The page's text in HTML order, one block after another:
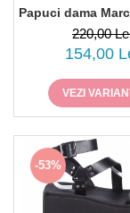
Papuci dama
220,00
154,00
VEZI
-53%